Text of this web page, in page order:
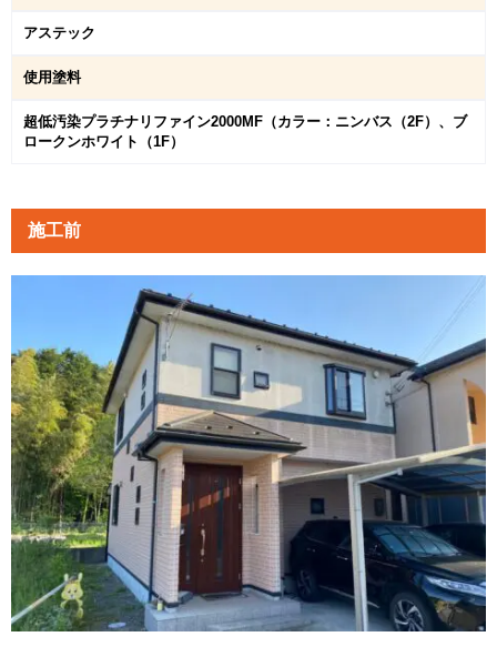
アステック
使用塗料
超低汚染プラチナリファイン2000MF（カラー：ニンバス（2F）、ブ
ロークンホワイト（1F）
施工前